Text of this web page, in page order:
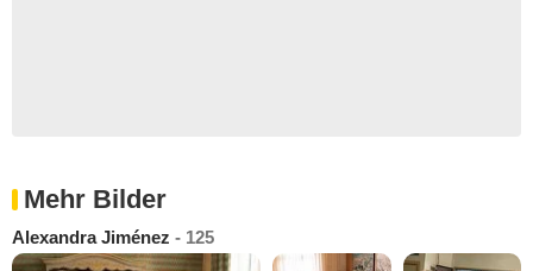
Mehr Bilder
Alexandra Jiménez - 125